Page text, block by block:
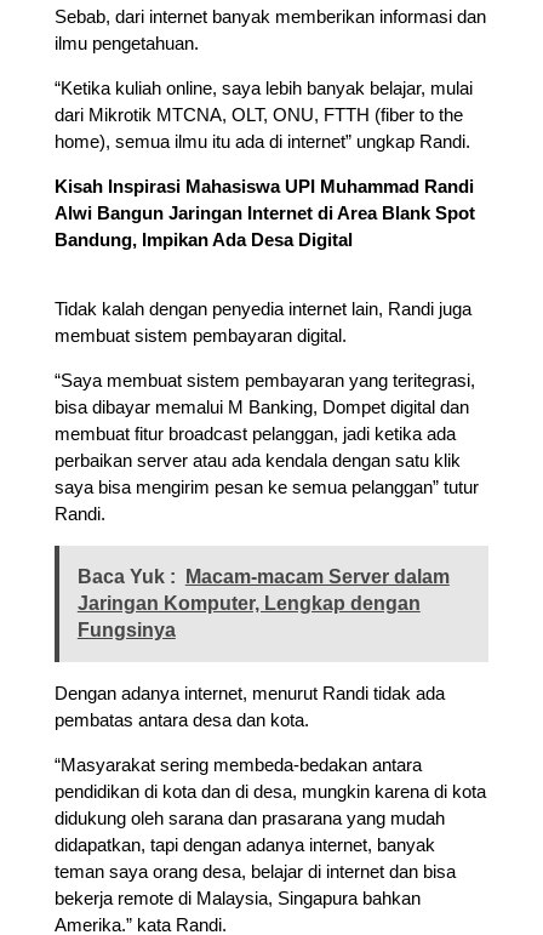
Sebab, dari internet banyak memberikan informasi dan
ilmu pengetahuan.
“Ketika kuliah online, saya lebih banyak belajar, mulai
dari Mikrotik MTCNA, OLT, ONU, FTTH (fiber to the
home), semua ilmu itu ada di internet” ungkap Randi.
Kisah Inspirasi Mahasiswa UPI Muhammad Randi
Alwi Bangun Jaringan Internet di Area Blank Spot
Bandung, Impikan Ada Desa Digital
Tidak kalah dengan penyedia internet lain, Randi juga
membuat sistem pembayaran digital.
“Saya membuat sistem pembayaran yang teritegrasi,
bisa dibayar memalui M Banking, Dompet digital dan
membuat fitur broadcast pelanggan, jadi ketika ada
perbaikan server atau ada kendala dengan satu klik
saya bisa mengirim pesan ke semua pelanggan” tutur
Randi.
Baca Yuk :
Macam-macam Server dalam
Jaringan Komputer, Lengkap dengan
Fungsinya
Dengan adanya internet, menurut Randi tidak ada
pembatas antara desa dan kota.
“Masyarakat sering membeda-bedakan antara
pendidikan di kota dan di desa, mungkin karena di kota
didukung oleh sarana dan prasarana yang mudah
didapatkan, tapi dengan adanya internet, banyak
teman saya orang desa, belajar di internet dan bisa
bekerja remote di Malaysia, Singapura bahkan
Amerika.” kata Randi.